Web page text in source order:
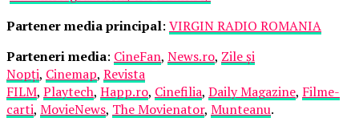
Partener media principal: VIRGIN RADIO ROMANIA
Parteneri media: CineFan, News.ro, Zile și
Nopți, Cinemap, Revista
FILM, Playtech, Happ.ro, Cinefilia, Daily Magazine, Filme-
carti, MovieNews, The Movienator, Munteanu.